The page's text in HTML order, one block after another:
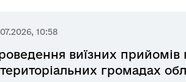
10:58
виїзних прийомів
громадах